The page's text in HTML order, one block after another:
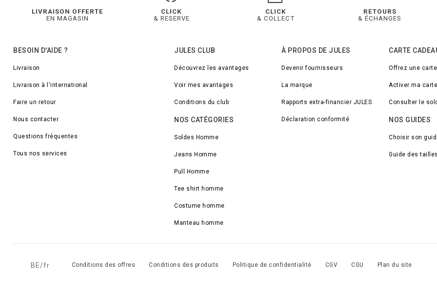
LIVRAISON OFFERTE
EN MAGASIN
CLICK
& RESERVE
CLICK
& COLLECT
RETOURS
& ÉCHANGES
BESOIN D'AIDE ?
Livraison
Livraison à l'international
Faire un retour
Nous contacter
Questions fréquentes
Tous nos services
JULES CLUB
Découvrez les avantages
Voir mes avantages
Conditions du club
NOS CATÉGORIES
Soldes Homme
Jeans Homme
Pull Homme
Tee shirt homme
Costume homme
Manteau homme
À PROPOS DE JULES
Devenir fournisseurs
La marque
Rapports extra-financier JULES
Déclaration conformité
CARTE
Offrez une
Activer ma carte
Consulter le
NOS GUIDES
Choisir son
Guide des tailles
BE/fr Conditions des offres Conditions des produits Politique de confidentialité CGV CGU Plan du site